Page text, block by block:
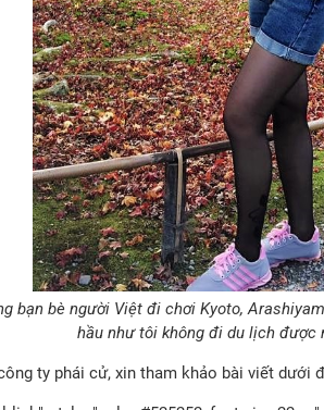
bạn bè người Việt đi chơi Kyoto,
hầu như tôi không đi du lịch được
ty phái cử, xin tham khảo bài viết dưới